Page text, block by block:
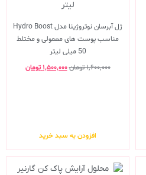
ژل آبرسان نوتروژینا مدل Hydro Boost
مناسب پوست های معمولی و مختلط
50 میلی لیتر
۱,۶۰۰,۰۰۰تومان۱,۵۰۰,۰۰۰ تومان
افزودن به سبد خرید